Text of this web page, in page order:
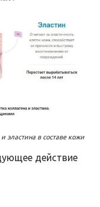
эластина в составе кожи
действие